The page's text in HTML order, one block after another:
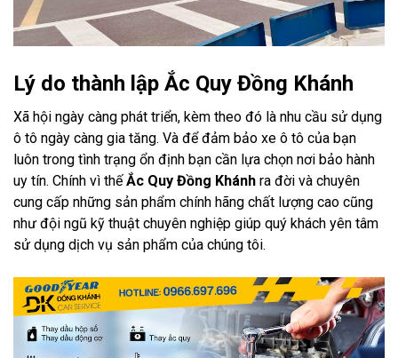
Lý do thành lập Ắc Quy Đồng Khánh
Xã hội ngày càng phát triển, kèm theo đó là nhu cầu sử dụng
ô tô ngày càng gia tăng. Và để đảm bảo xe ô tô của bạn
luôn trong tình trạng ổn định bạn cần lựa chọn nơi bảo hành
uy tín. Chính vì thếẮc Quy Đồng Khánh ra đời và chuyên
cung cấp những sản phẩm chính hãng chất lượng cao cũng
như đội ngũ kỹ thuật chuyên nghiệp giúp quý khách yên tâm
sử dụng dịch vụ sản phẩm của chúng tôi.